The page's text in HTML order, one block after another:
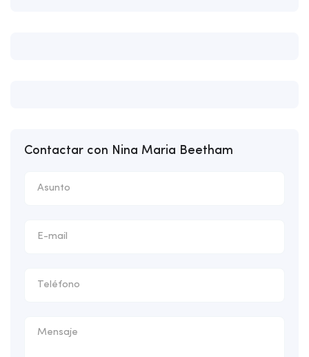
Contactar con Nina Maria Beetham